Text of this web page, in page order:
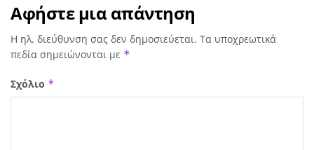
Αφήστε μια απάντηση
Η ηλ. διεύθυνση σας δεν δημοσιεύεται. Τα υποχρεωτικά
πεδία σημειώνονται με *
Σχόλιο *